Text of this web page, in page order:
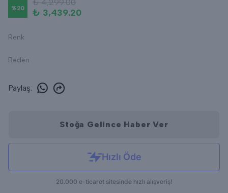
%20
₺ 4,299.00
₺ 3,439.20
Renk
Beden
Paylaş:
Stoğa Gelince Haber Ver